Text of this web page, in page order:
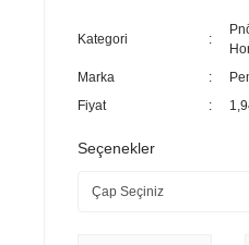
Kategori
Marka
Fiyat
Seçenekler